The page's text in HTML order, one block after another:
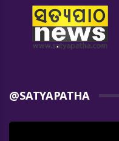
@SATYAPATHA